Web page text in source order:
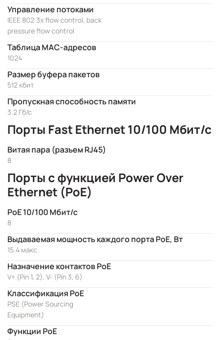
Управление потоками
IEEE 802.3x flow control, back
pressure flow control
Таблица MAC-адресов
1024
Размер буфера пакетов
512 кбит
Пропускная способность памяти
3.2 Гб/с
Порты Fast Ethernet 10/100 Мбит/с
Витая пара (разъем RJ45)
8
Порты с функцией Power Over
Ethernet (PoE)
PoE 10/100 Мбит/с
8
Выдаваемая мощность каждого порта PoE, Вт
15.4 макс.
Назначение контактов PoE
V+ (Pin 1, 2), V- (Pin 3, 6)
Классификация PoE
PSE (Power Sourcing
Equipment)
Функции PoE